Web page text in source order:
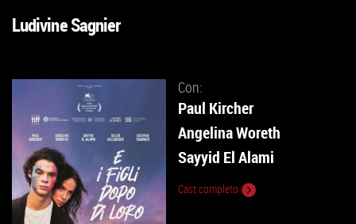
VAI
Ludivine Sagnier
Con:
Paul Kircher
Angelina Woreth
Sayyid El Alami
Cast completo